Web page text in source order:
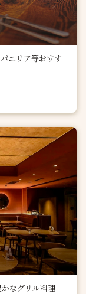
エリア等おすす
なグリル料理